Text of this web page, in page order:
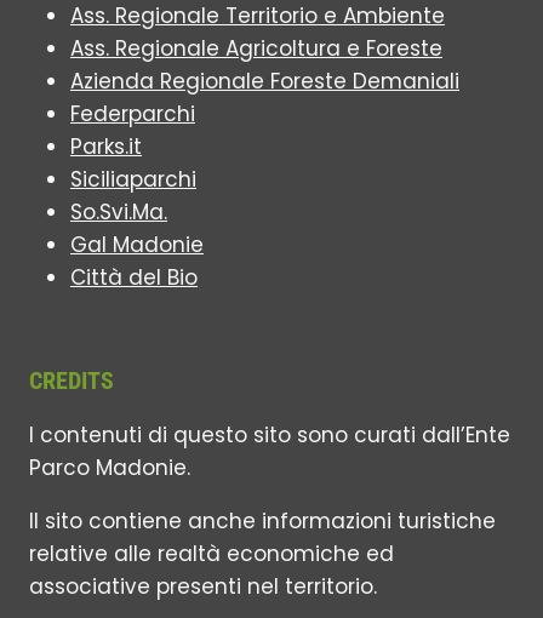
Ass. Regionale Territorio e Ambiente
Ass. Regionale Agricoltura e Foreste
Azienda Regionale Foreste Demaniali
Federparchi
Parks.it
Siciliaparchi
So.Svi.Ma.
Gal Madonie
Città del Bio
CREDITS
I contenuti di questo sito sono curati dall’Ente
Parco Madonie.
Il sito contiene anche informazioni turistiche
relative alle realtà economiche ed
associative presenti nel territorio.